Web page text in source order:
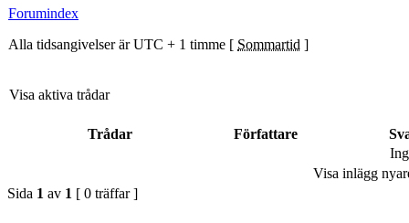
Forumindex
Alla tidsangivelser är UTC + 1 timme [ Sommartid ]
Visa aktiva trådar
Trådar Författare
Visa inlägg
Sida 1 av 1 [ 0 träffar ]